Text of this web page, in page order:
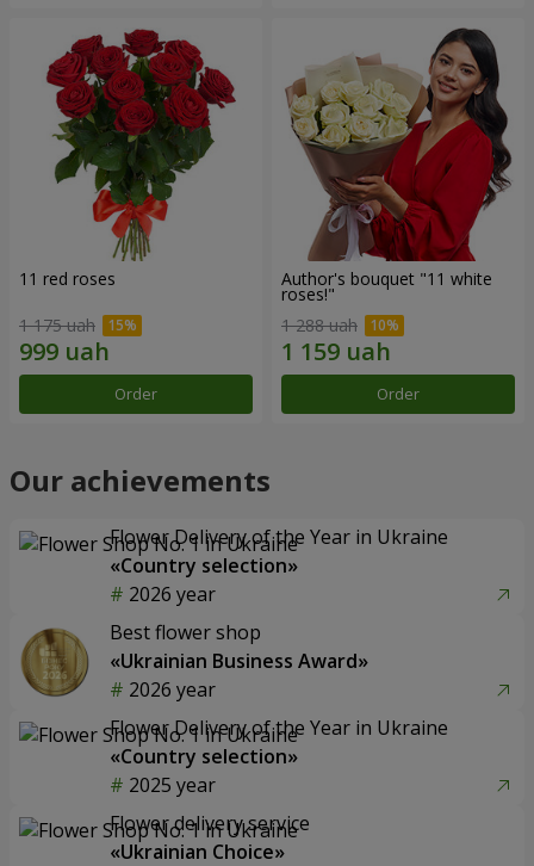
11 red roses
1 175 uah
Order
Author's bouquet "11 white
roses!"
1 288 uah
Order
Our achievements
Flower Delivery of the Year in Ukraine
«Country selection»
2026 year
Best flower shop
«Ukrainian Business Award»
2026 year
Flower Delivery of the Year in Ukraine
«Country selection»
2025 year
Flower delivery service
«Ukrainian Choice»